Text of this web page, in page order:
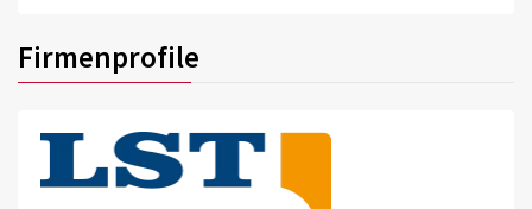
Firmenprofile